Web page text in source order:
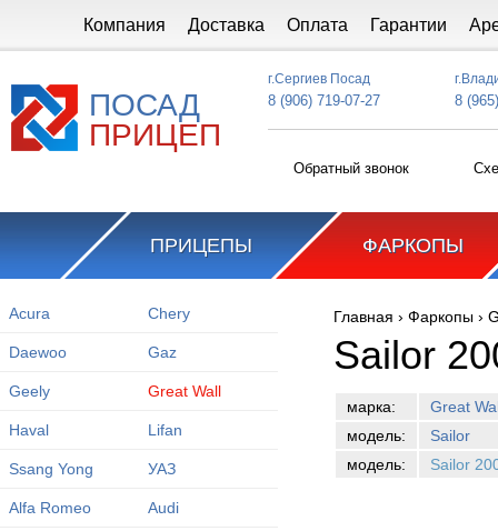
Компания Доставка Оплата Гарантии
ПОСАД
ПРИЦЕП
г.Сергиев Посад
8 (906) 719-07-27 8
Обратный звонок
ПРИЦЕПЫ ФАРКОПЫ
Acura Chery
Daewoo Gaz
Geely Great Wall
Haval Lifan
Ssang Yong УАЗ
Alfa Romeo Audi
Вы здесь
Главная › Фаркопы ›
Sailor
марка:
Great
модель:
Sailor
модель:
Sailor